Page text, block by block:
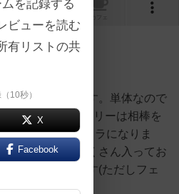
4年以上前
ース・リー」です。単体なので
ん。ブルース・リーは相棒を
、移動力3のキャラになりま
出来る効果がたくさん入ってお
めるのが得意です(ただしフェ
ち消しに弱い)
を記録する
ビューを読む
有リストの共
10秒）
X
Facebook